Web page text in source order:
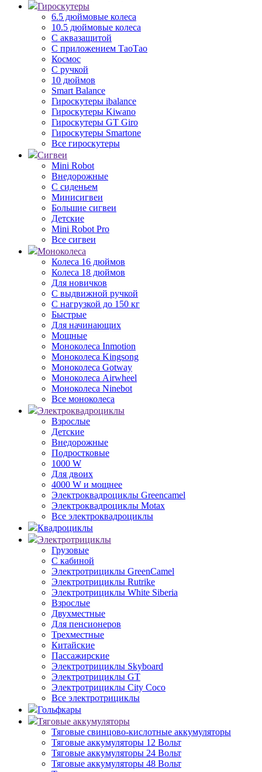
Гироскутеры
6.5 дюймовые колеса
10.5 дюймовые колеса
С аквазащитой
С приложением ТаоТао
Космос
С ручкой
10 дюймов
Smart Balance
Гироскутеры ibalance
Гироскутеры Kiwano
Гироскутеры GT Giro
Гироскутеры Smartone
Все гироскутеры
Сигвеи
Mini Robot
Внедорожные
С сиденьем
Минисигвеи
Большие сигвеи
Детские
Mini Robot Pro
Все сигвеи
Моноколеса
Колеса 16 дюймов
Колеса 18 дюймов
Для новичков
С выдвижной ручкой
С нагрузкой до 150 кг
Быстрые
Для начинающих
Мощные
Моноколеса Inmotion
Моноколеса Kingsong
Моноколеса Gotway
Моноколеса Airwheel
Моноколеса Ninebot
Все моноколеса
Электроквадроциклы
Взрослые
Детские
Внедорожные
Подростковые
1000 W
Для двоих
4000 W и мощнее
Электроквадроциклы Greencamel
Электроквадроциклы Motax
Все электроквадроциклы
Квадроциклы
Электротрициклы
Грузовые
С кабиной
Электротрициклы GreenCamel
Электротрициклы Rutrike
Электротрициклы White Siberia
Взрослые
Двухместные
Для пенсионеров
Трехместные
Китайские
Пассажирские
Электротрициклы Skyboard
Электротрициклы GT
Электротрициклы City Coco
Все электротрициклы
Гольфкары
Тяговые аккумуляторы
Тяговые свинцово-кислотные аккумуляторы
Тяговые аккумуляторы 12 Вольт
Тяговые аккумуляторы 24 Вольт
Тяговые аккумуляторы 48 Вольт